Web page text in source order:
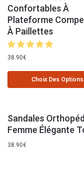
Confortables À
Plateforme
À Paillettes
38.90€
Choix Des Options
Sandales
Femme Élégante
38.90€